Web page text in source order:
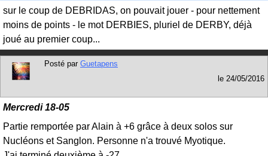
sur le coup de DEBRIDAS, on pouvait jouer - pour nettement
moins de points - le mot DERBIES, pluriel de DERBY, déjà
joué au premier coup...
Posté par Guetapens
le 24/05/2016
Mercredi 18-05
Partie remportée par Alain à +6 grâce à deux solos sur
Nucléons et Sanglon. Personne n'a trouvé Myotique.